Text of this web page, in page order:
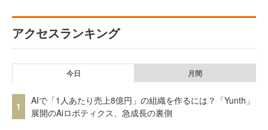
アクセスランキング
今日 月間
1
AIで「1人あたり売上8億円」の組織を作るには？「Yunth」
展開のAiロボティクス、急成長の裏側